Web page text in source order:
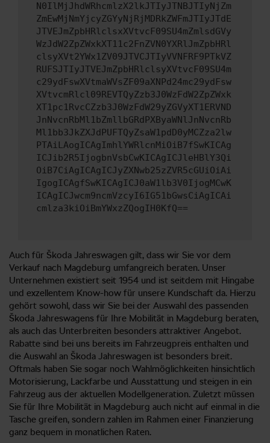
N0IlMjJhdWRhcmlzX2lkJTIyJTNBJTIyNjZm
ZmEwMjNmYjcyZGYyNjRjMDRkZWFmJTIyJTdE
JTVEJmZpbHRlclsxXVtvcF09SU4mZmlsdGVy
WzJdW2ZpZWxkXT11c2FnZVN0YXRlJmZpbHRl
clsyXVt2YWx1ZV09JTVCJTIyVVNFRF9PTkVZ
RUFSJTIyJTVEJmZpbHRlclsyXVtvcF09SU4m
c29ydFswXVtmaWVsZF09aXNPd24mc29ydFsw
XVtvcmRlcl09REVTQyZzb3J0WzFdW2ZpZWxk
XT1pc1RvcCZzb3J0WzFdW29yZGVyXT1ERVND
JnNvcnRbMl1bZmllbGRdPXByaWNlJnNvcnRb
Ml1bb3JkZXJdPUFTQyZsaW1pdD0yMCZza2lw
PTAiLAogICAgImhlYWRlcnMiOiB7fSwKICAg
ICJib2R5IjogbnVsbCwKICAgICJleHBlY3Qi
OiB7CiAgICAgICJyZXNwb25zZVR5cGUiOiAi
IgogICAgfSwKICAgICJ0aW1lb3V0IjogMCwK
ICAgICJwcm9ncmVzcyI6IG51bGwsCiAgICAi
cmlza3kiOiBmYWxzZQogIH0KfQ==
Auch für Škoda Jahreswagen gilt, dass wir Sie vor dem
Verkauf nach Magdeburg umfangreich beraten. Unser
Unternehmen existiert seit 1954 und ist seitdem mit Hingabe
und exzellentem Know-how für unsere Kundschaft da. Hierzu
gehört sowohl, dass wir Sie bei der Auswahl des passenden
Škoda Jahreswagens für Ihre Mobilität in Magdeburg beraten,
als auch das Unterbreiten besonders attraktiver Angebot.
Rabatte sind bei uns bereits im Fahrzeugpreis enthalten und
die Auswahl an Škoda Jahreswagen ist besonders breit.
Oftmals haben Sie sogar noch Wahlmöglichkeiten hinsichtlich
Motorisierung, Lackfarbe und Ausstattung und steigen in ein
Fahrzeug aus der aktuellen Modellgeneration. Zuletzt müssen
Sie für Ihre Mobilität in Magdeburg auch nicht auf einmal in die
Tasche greifen, sondern zahlen im Rahmen einer Finanzierung
ganz bequem in monatlichen Raten.